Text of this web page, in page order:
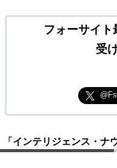
フォーサイト
受
「インテリジェンス・ナ